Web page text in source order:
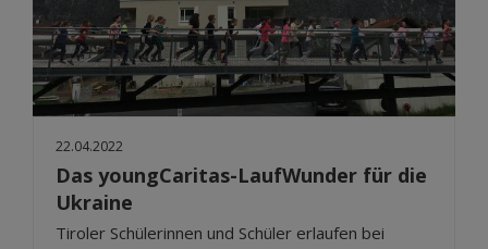
22.04.2022
Das youngCaritas-LaufWunder für die
Ukraine
Tiroler Schülerinnen und Schüler erlaufen bei